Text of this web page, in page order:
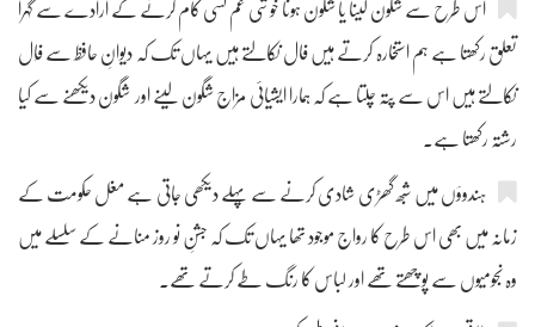
اس طرح سے شگون لینا یا شگون ہونا خوشی غم کسی کام کرنے کے ارادے سے گہرا
تعلق رکھتا ہے ہم استخارہ کرتے ہیں فال نکالتے ہیں یہاں تک کہ دیوانِ حافظ سے فَال
نکالتے ہیں اس سے پتہ چلتا ہے کہ ہمارا ایشیائی مزاج شگون لینے اور شگون دیکھنے سے کیا
رشتہ رکھتا ہے۔
ہندوؤں میں شبھ گھڑی شادی کرنے سے پہلے دیکھی جاتی ہے مغل حکومت کے
زمانہ میں بھی اس طرح کا رواج موجود تھا یہاں تک کہ جشنِ نو روز منانے کے سلسلے میں
وہ نجومیوں سے پوچھتے تھے اور لباس کا رنگ طے کرتے تھے۔